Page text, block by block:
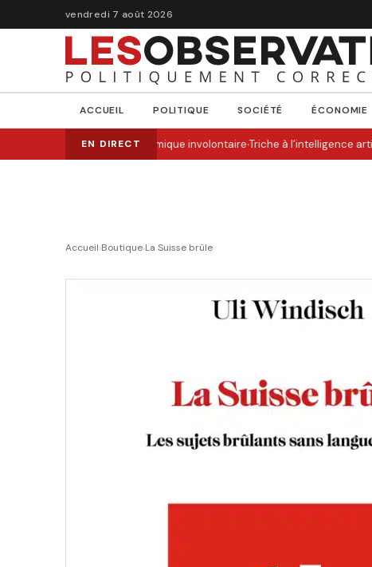
vendredi 7 août 2026
ACCUEIL POLITIQUE SOCIÉTÉ ÉCONOMIE
EN DIRECT
Le PLR, comique involontaire·Triche à l’intelligence
Accueil›Boutique›La Suisse brûle